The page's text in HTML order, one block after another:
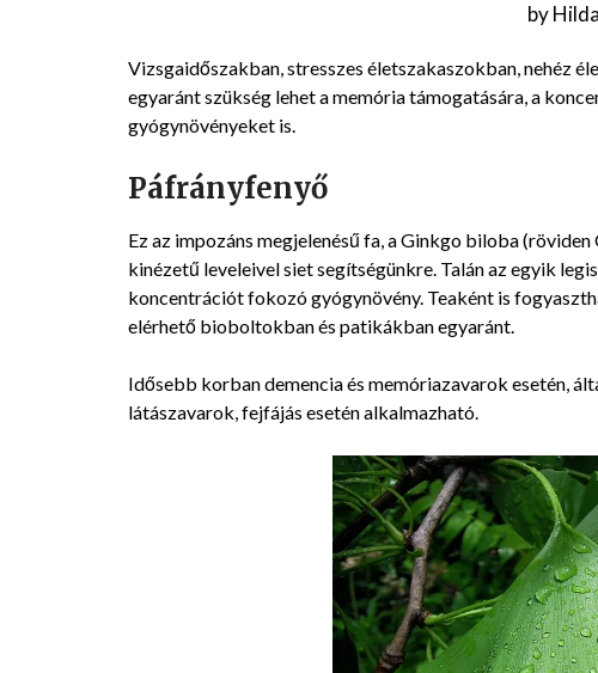
Posted
2019-
01-
byHilda
Vizsgaidőszakban, stresszes életszakaszokban, nehéz
egyaránt szükség lehet a memória támogatására, a
gyógynövényeket is.
Páfrányfenyő
Ez az impozáns megjelenésű fa, a Ginkgo biloba
kinézetű leveleivel siet segítségünkre. Talán az egyik
koncentrációt fokozó gyógynövény. Teaként is
elérhető bioboltokban és patikákban egyaránt.
Idősebb korban demencia és memóriazavarok esetén,
látászavarok, fejfájás esetén alkalmazható.